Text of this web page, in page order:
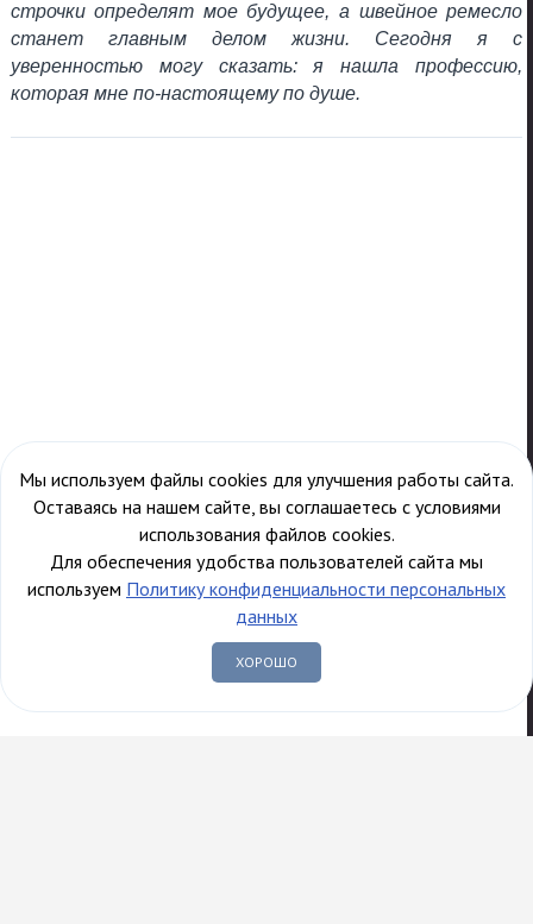
строчки определят мое будущее, а швейное ремесло
станет главным делом жизни. Сегодня я с
уверенностью могу сказать: я нашла профессию,
которая мне по-настоящему по душе.
Мы используем файлы cookies для улучшения работы сайта.
Оставаясь на нашем сайте, вы соглашаетесь с условиями
использования файлов cookies.
Для обеспечения удобства пользователей сайта мы
используем Политику конфиденциальности персональных
данных
ХОРОШО